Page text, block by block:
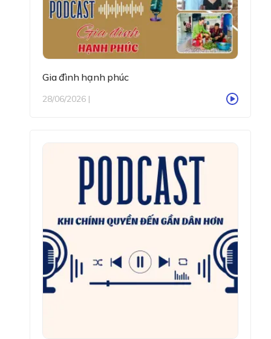
Gia đình hạnh phúc
28/06/2026 |